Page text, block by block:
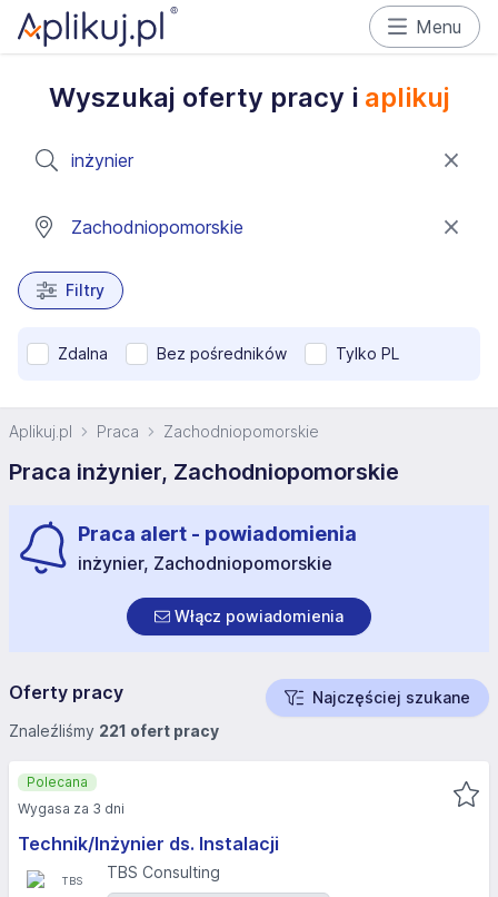
Menu
Wyszukaj oferty pracy i aplikuj
Filtry
Zdalna Bez pośredników Tylko PL
Aplikuj.pl Praca Zachodniopomorskie
Praca inżynier, Zachodniopomorskie
Praca alert - powiadomienia
inżynier, Zachodniopomorskie
Włącz powiadomienia
Oferty pracy
Najczęściej szukane
Znaleźliśmy 221 ofert pracy
Technik/Inżynier ds. Instalacji
TBS Consulting
Polecana
Wygasa za 3 dni